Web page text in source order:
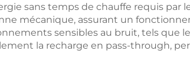
sans temps de chauffe requis par
mécanique, assurant un
sensibles au bruit, tels que
la recharge en pass-through,